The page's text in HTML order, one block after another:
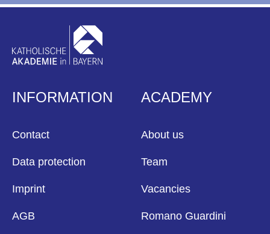
INFORMATION
Contact
Data protection
Imprint
AGB
ACADEMY
About us
Team
Vacancies
Romano Guardini